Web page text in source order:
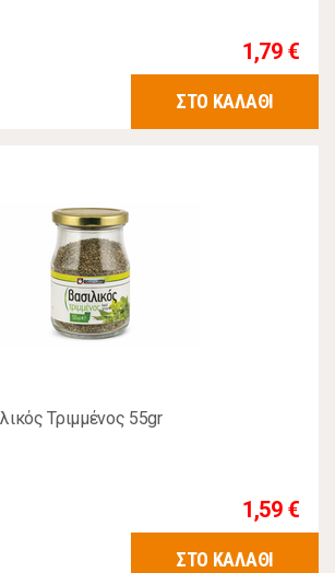
1,79 €
ΣΤΟ ΚΑΛΑΘΙ
Τριμμένος 55gr
1,59 €
ΣΤΟ ΚΑΛΑΘΙ